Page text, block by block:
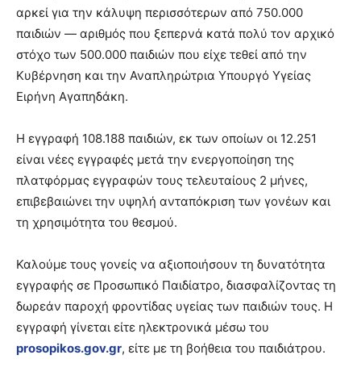
αρκεί για την κάλυψη περισσότερων από 750.000
παιδιών — αριθμός που ξεπερνά κατά πολύ τον αρχικό
στόχο των 500.000 παιδιών που είχε τεθεί από την
Κυβέρνηση και την Αναπληρώτρια Υπουργό Υγείας
Ειρήνη Αγαπηδάκη.
Η εγγραφή 108.188 παιδιών, εκ των οποίων οι 12.251
είναι νέες εγγραφές μετά την ενεργοποίηση της
πλατφόρμας εγγραφών τους τελευταίους 2 μήνες,
επιβεβαιώνει την υψηλή ανταπόκριση των γονέων και
τη χρησιμότητα του θεσμού.
Καλούμε τους γονείς να αξιοποιήσουν τη δυνατότητα
εγγραφής σε Προσωπικό Παιδίατρο, διασφαλίζοντας τη
δωρεάν παροχή φροντίδας υγείας των παιδιών τους. Η
εγγραφή γίνεται είτε ηλεκτρονικά μέσω του
prosopikos.gov.gr, είτε με τη βοήθεια του παιδιάτρου.